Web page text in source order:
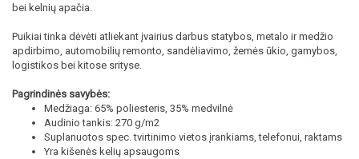
bei kelnių apačia.
Puikiai tinka dėvėti atliekant įvairius darbus statybos, metalo ir medžio
apdirbimo, automobilių remonto, sandėliavimo, žemės ūkio, gamybos,
logistikos bei kitose srityse.
Pagrindinės savybės:
Medžiaga: 65% poliesteris, 35% medvilnė
Audinio tankis: 270 g/m2
Suplanuotos spec. tvirtinimo vietos įrankiams, telefonui, raktams
Yra kišenės kelių apsaugoms